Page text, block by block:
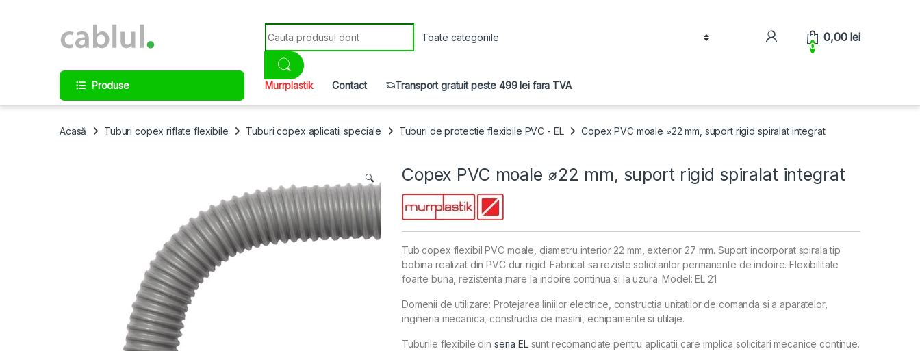
Search for:
0
0,00 lei
Produse Murrplastik Contact Transport gratuit peste 499 lei fara TVA
Acasă Tuburi copex riflate flexibile Tuburi copex aplicatii speciale Tuburi de protectie flexibile PVC - EL Copex PVC moale ⌀22 mm, suport rigid spiralat integrat
🔍 Copex PVC moale ⌀22 mm, suport rigid spiralat integrat
Tub copex flexibil PVC moale, diametru interior 22 mm, exterior 27 mm. Suport incorporat spirala tip
bobina realizat din PVC dur rigid. Fabricat sa reziste solicitarilor permanente de indoire. Flexibilitate
foarte buna, rezistenta mare la indoire continua si la uzura. Model: EL 21
Domenii de utilizare: Protejarea liniilor electrice, constructia unitatilor de comanda si a aparatelor,
ingineria mecanica, constructia de masini, echipamente si utilaje.
Tuburile flexibile din seria ELsunt recomandate pentru aplicatii care implica solicitari mecanice continue.